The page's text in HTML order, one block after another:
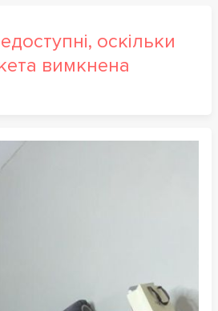
оскільки
вимкнена